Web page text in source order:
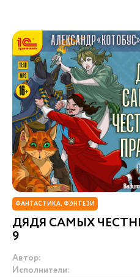
ФАНТАСТИКА. ФЭНТЕЗИ
ДЯДЯ САМЫХ
9
Автор:
Исполнители: